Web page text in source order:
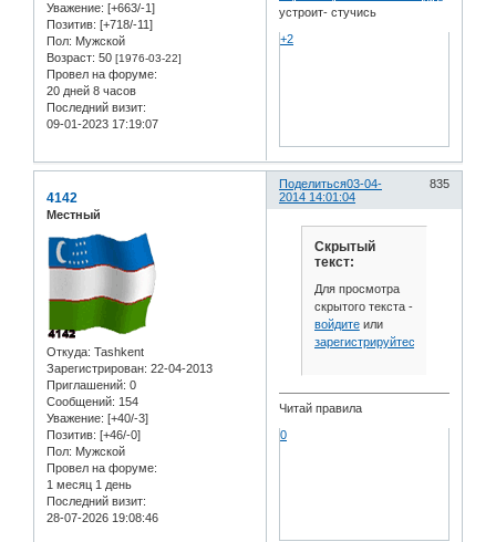
Уважение: [+663/-1]
Позитив: [+718/-11]
Пол: Мужской
Возраст: 50 [1976-03-22]
Провел на форуме:
20 дней 8 часов
Последний визит:
09-01-2023 17:19:07
устроит- стучись
+2
Поделиться 835
03-04-
2014 14:01:04
4142
Местный
Откуда: Tashkent
Зарегистрирован: 22-04-2013
Приглашений: 0
Сообщений: 154
Уважение: [+40/-3]
Позитив: [+46/-0]
Пол: Мужской
Провел на форуме:
1 месяц 1 день
Последний визит:
28-07-2026 19:08:46
Скрытый
текст:
Для просмотра
скрытого текста -
войдитеили
зарегистрируйтесь
Читай правила
0